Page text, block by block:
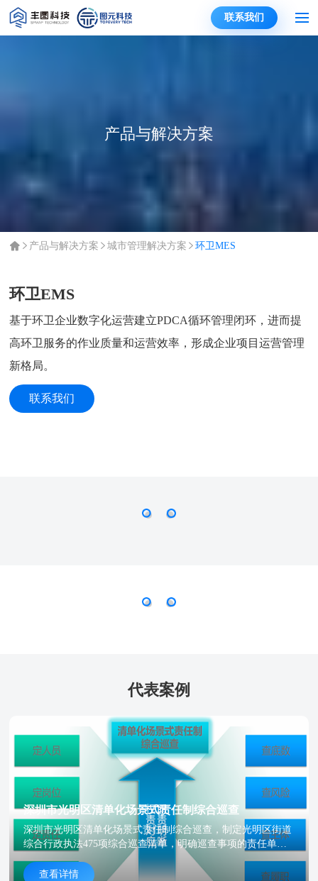
联系我们
产品与解决方案
产品与解决方案 城市管理解决方案 环卫MES
环卫EMS
基于环卫企业数字化运营建立PDCA循环管理闭环，进而提
高环卫服务的作业质量和运营效率，形成企业项目运营管理
新格局。
联系我们
代表案例
深圳市光明区清单化场景式责任制综合巡查
深圳市光明区清单化场景式责任制综合巡查，制定光明区街道
综合行政执法475项综合巡查清单，明确巡查事项的责任单
位、风险等级、风险类别、整治主体、巡查频率等。
查看详情